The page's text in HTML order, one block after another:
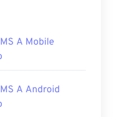
A Mobile
A Android